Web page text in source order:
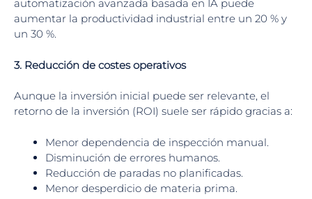
automatización avanzada basada en IA puede
aumentar la productividad industrial entre un 20 % y
un 30 %.
3. Reducción de costes operativos
Aunque la inversión inicial puede ser relevante, el
retorno de la inversión (ROI) suele ser rápido gracias a:
Menor dependencia de inspección manual.
Disminución de errores humanos.
Reducción de paradas no planificadas.
Menor desperdicio de materia prima.